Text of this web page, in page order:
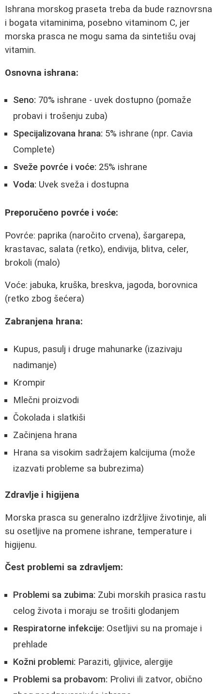
Ishrana morskog praseta treba da bude raznovrsna
i bogata vitaminima, posebno vitaminom C, jer
morska prasca ne mogu sama da sintetišu ovaj
vitamin.
Osnovna ishrana:
Seno: 70% ishrane - uvek dostupno (pomaže
probavi i trošenju zuba)
Specijalizovana hrana: 5% ishrane (npr. Cavia
Complete)
Sveže povrće i voće: 25% ishrane
Voda: Uvek sveža i dostupna
Preporučeno povrće i voće:
Povrće: paprika (naročito crvena), šargarepa,
krastavac, salata (retko), endivija, blitva, celer,
brokoli (malo)
Voće: jabuka, kruška, breskva, jagoda, borovnica
(retko zbog šećera)
Zabranjena hrana:
Kupus, pasulj i druge mahunarke (izazivaju
nadimanje)
Krompir
Mlečni proizvodi
Čokolada i slatkiši
Začinjena hrana
Hrana sa visokim sadržajem kalcijuma (može
izazvati probleme sa bubrezima)
Zdravlje i higijena
Morska prasca su generalno izdržljive životinje, ali
su osetljive na promene ishrane, temperature i
higijenu.
Čest problemi sa zdravljem:
Problemi sa zubima: Zubi morskih prasica rastu
celog života i moraju se trošiti glodanjem
Respiratorne infekcije: Osetljivi su na promaje i
prehlade
Kožni problemi: Paraziti, gljivice, alergije
Problemi sa probavom: Prolivi ili zatvor, obično